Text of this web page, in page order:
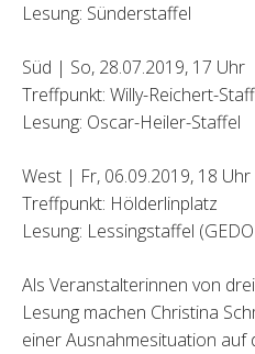
Lesung: Sünderstaffel
Süd | So, 28.07.2019, 17 Uhr
Treffpunkt: Willy-Reichert-
Lesung: Oscar-Heiler-Staffel
West | Fr, 06.09.2019, 18 Uhr
Treffpunkt: Hölderlinplatz
Lesung: Lessingstaffel
Als Veranstalterinnen von
Lesung machen Christina
einer Ausnahmesituation auf